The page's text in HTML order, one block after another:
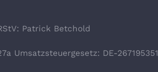
Patrick Betchold
Umsatzsteuergesetz: DE-267195351